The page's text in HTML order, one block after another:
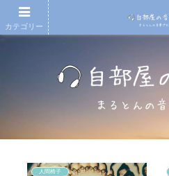
人間椅子
カテゴリー